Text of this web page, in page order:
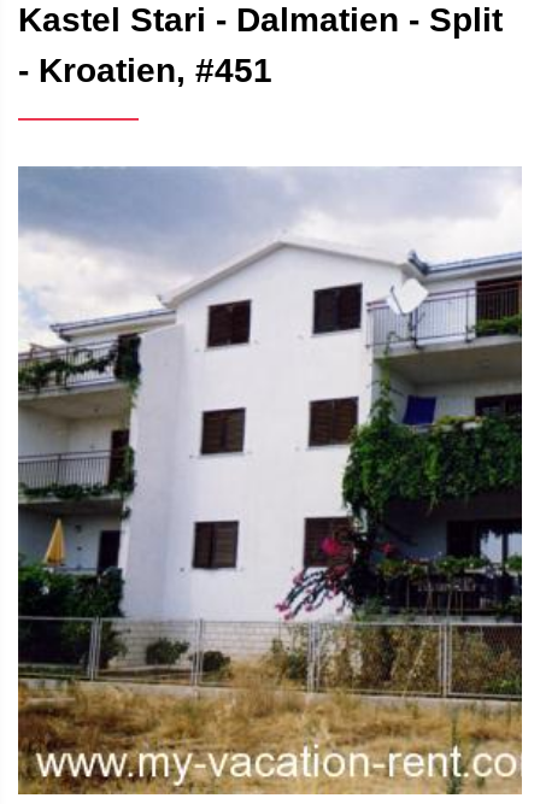
Kastel Stari - Dalmatien - Split
- Kroatien, #451